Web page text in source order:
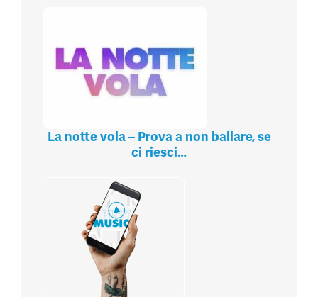
La notte vola – Prova a non ballare, se
ci riesci…